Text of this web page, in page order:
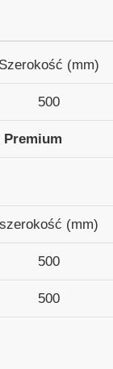
Szerokość (mm)
500
szerokość (mm)
500
500